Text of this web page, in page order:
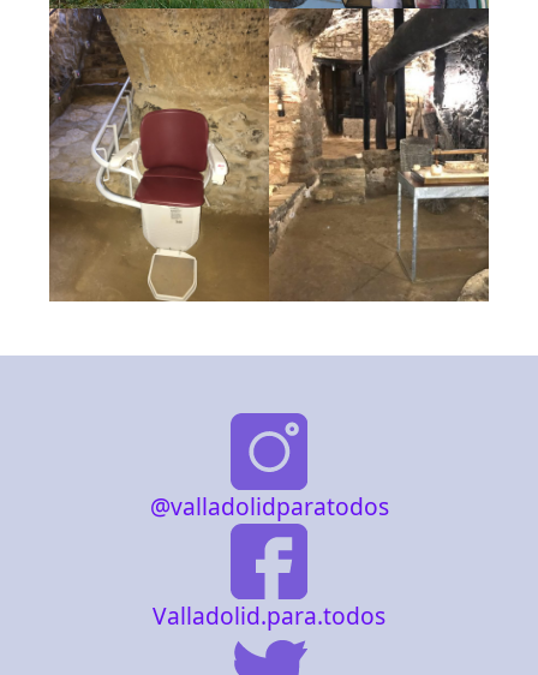
@valladolidparatodos
Valladolid.para.todos